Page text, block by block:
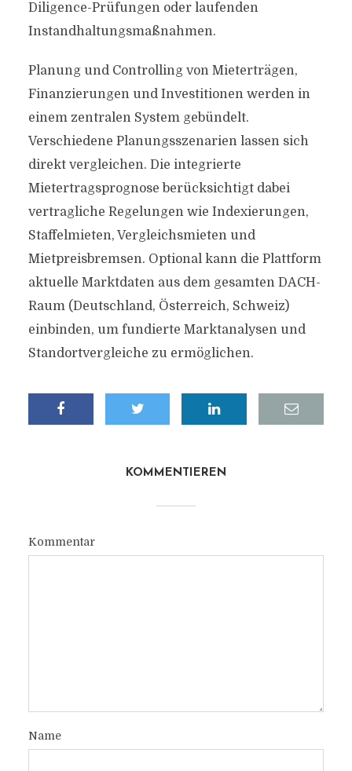
Diligence-Prüfungen oder laufenden
Instandhaltungsmaßnahmen.
Planung und Controlling von Mieterträgen,
Finanzierungen und Investitionen werden in
einem zentralen System gebündelt.
Verschiedene Planungsszenarien lassen sich
direkt vergleichen. Die integrierte
Mietertragsprognose berücksichtigt dabei
vertragliche Regelungen wie Indexierungen,
Staffelmieten, Vergleichsmieten und
Mietpreisbremsen. Optional kann die Plattform
aktuelle Marktdaten aus dem gesamten DACH-
Raum (Deutschland, Österreich, Schweiz)
einbinden, um fundierte Marktanalysen und
Standortvergleiche zu ermöglichen.
KOMMENTIEREN
Kommentar
Name